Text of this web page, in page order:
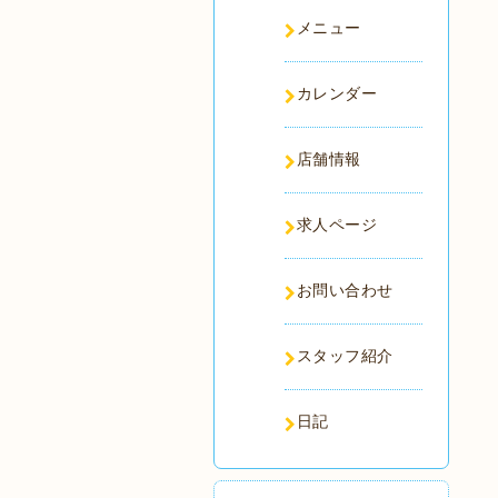
メニュー
カレンダー
店舗情報
求人ページ
お問い合わせ
スタッフ紹介
日記